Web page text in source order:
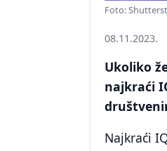
Foto:
08.11.2023.
Ukoliko
najkraći
Najkraći